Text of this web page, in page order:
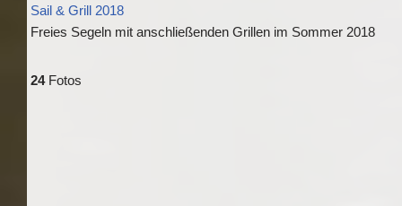
Sail & Grill 2018
Freies Segeln mit anschließenden Grillen im Sommer 2018
24Fotos